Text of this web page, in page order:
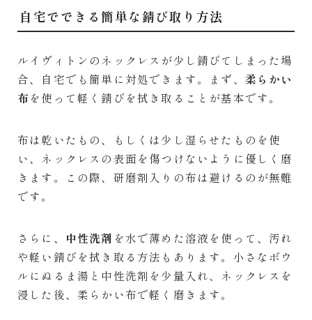
自宅でできる簡単な錆び取り方法
ルイヴィトンのネックレスが少し錆びてしまった場
合、自宅でも簡単に対処できます。まず、 柔らかい
布 を使って軽く錆びを拭き取ることが基本です。
布は乾いたもの、もしくは少し湿らせたものを使
い、ネックレスの表面を傷つけないように優しく磨
きます。この際、研磨剤入りの布は避けるのが無難
です。
さらに、 中性洗剤 を水で薄めた溶液を使って、汚れ
や軽い錆びを拭き取る方法もあります。小さなボウ
ルにぬるま湯と中性洗剤を少量入れ、ネックレスを
浸した後、柔らかい布で軽く磨きます。